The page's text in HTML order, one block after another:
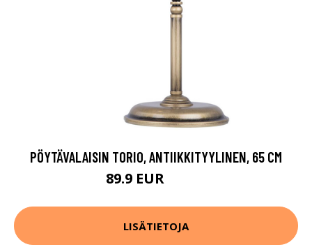
PÖYTÄVALAISIN TORIO, ANTIIKKITYYLINEN, 65 CM
89.9 EUR
LISÄTIETOJA